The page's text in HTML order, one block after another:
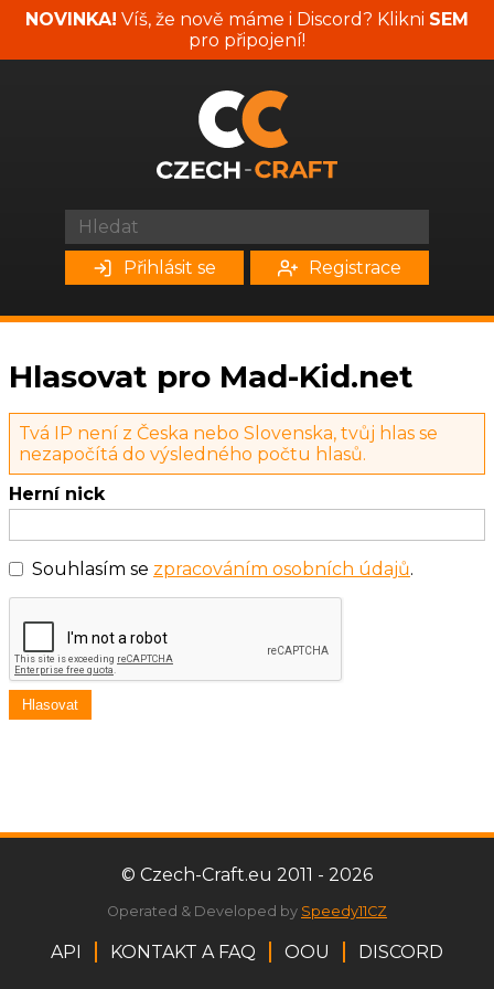
NOVINKA! Víš, že nově máme i Discord? Klikni SEM
pro připojení!
Přihlásit se Registrace
Hlasovat pro Mad-Kid.net
Tvá IP není z Česka nebo Slovenska, tvůj hlas se
nezapočítá do výsledného počtu hlasů.
Herní nick
Souhlasím se zpracováním osobních údajů.
Hlasovat
© Czech-Craft.eu 2011 - 2026
Operated & Developed by Speedy11CZ
API KONTAKT A FAQ OOU DISCORD